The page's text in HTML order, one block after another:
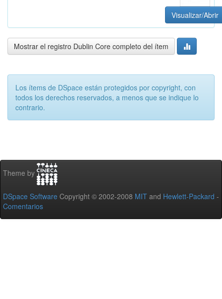
Visualizar/Abrir
Mostrar el registro Dublin Core completo del ítem
Los ítems de DSpace están protegidos por copyright, con
todos los derechos reservados, a menos que se indique lo
contrario.
Theme by
DSpace Software Copyright © 2002-2008 MIT and Hewlett-Packard -
Comentarios